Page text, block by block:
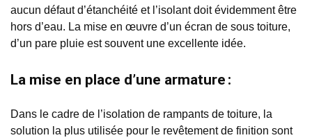
aucun défaut d’étanchéité et l’isolant doit évidemment être
hors d’eau. La mise en œuvre d’un écran de sous toiture,
d’un pare pluie est souvent une excellente idée.
La mise en place d’une armature :
Dans le cadre de l’isolation de rampants de toiture, l a
solution la plus utilisée pour le revêtement de finition sont